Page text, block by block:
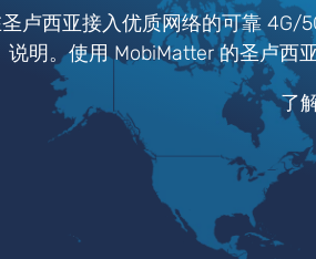
卢西亚接入优质网络的可靠
说明。使用 MobiMatter 的圣卢西
了